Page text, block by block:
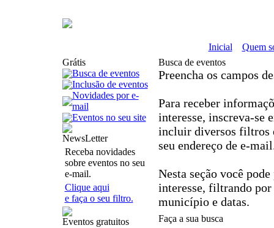
Inicial
Quem
Grátis
Busca de eventos
Inclusão de eventos
Novidades por e-
mail
Eventos no seu site
NewsLetter
Receba novidades
sobre eventos no seu
e-mail.
Clique aqui
e faça o seu filtro.
Eventos gratuitos
Busca de eventos
Preencha os campos
Para receber
interesse, inscreva-se
incluir diversos filtros
seu endereço de e-
Nesta seção você
interesse, filtrando
município e datas.
Faça a sua busca